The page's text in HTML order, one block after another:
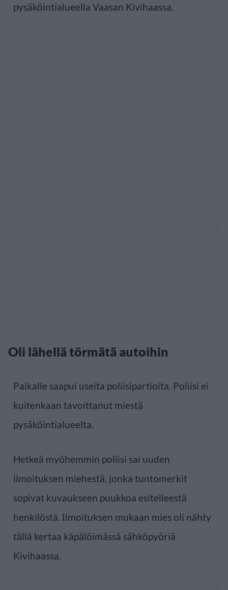
pysäköintialueella Vaasan Kivihaassa.
Oli lähellä törmätä autoihin
Paikalle saapui useita poliisipartioita. Poliisi ei
kuitenkaan tavoittanut miestä
pysäköintialueelta.
Hetkeä myöhemmin poliisi sai uuden
ilmoituksen miehestä, jonka tuntomerkit
sopivat kuvaukseen puukkoa esitelleestä
henkilöstä. Ilmoituksen mukaan mies oli nähty
tällä kertaa käpälöimässä sähköpyöriä
Kivihaassa.